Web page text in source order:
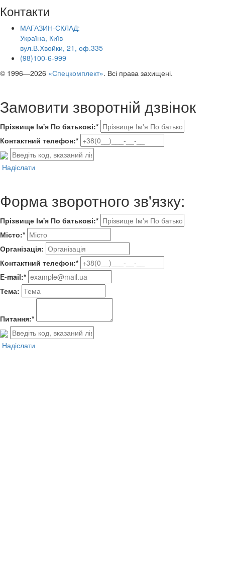
Контакти
МАГАЗИН-СКЛАД:
Україна, Київ
вул.В.Хвойки, 21, оф.335
(98)100-6-999
© 1996—2026 «Спецкомплект». Всі права захищені.
Замовити зворотній дзвінок
Прізвище Ім'я По батькові:*
Контактний телефон:*
Надіслати
Форма зворотного зв'язку:
Прізвище Ім'я По батькові:*
Місто:*
Організація:
Контактний телефон:*
E-mail:*
Тема:
Питання:*
Надіслати